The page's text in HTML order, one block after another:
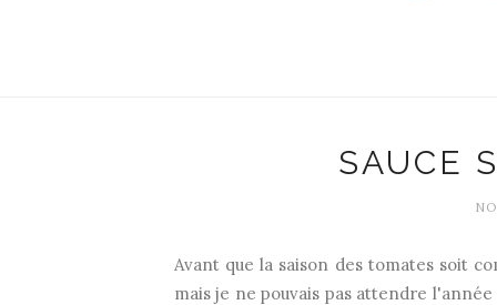
SAUCE
Avant que la saison des tomates soit
mais je ne pouvais pas attendre